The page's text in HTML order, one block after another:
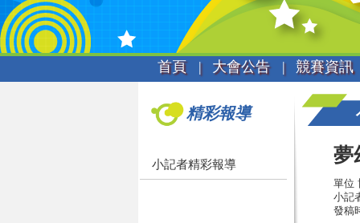
首頁 | 大會公告 | 競賽資
精彩報導
小記者精彩報導 夢
單位
小記
發稿